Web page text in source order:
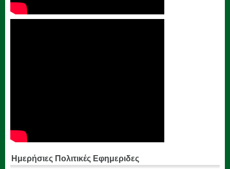
Ημερήσιες Πολιτικές Εφημεριδες